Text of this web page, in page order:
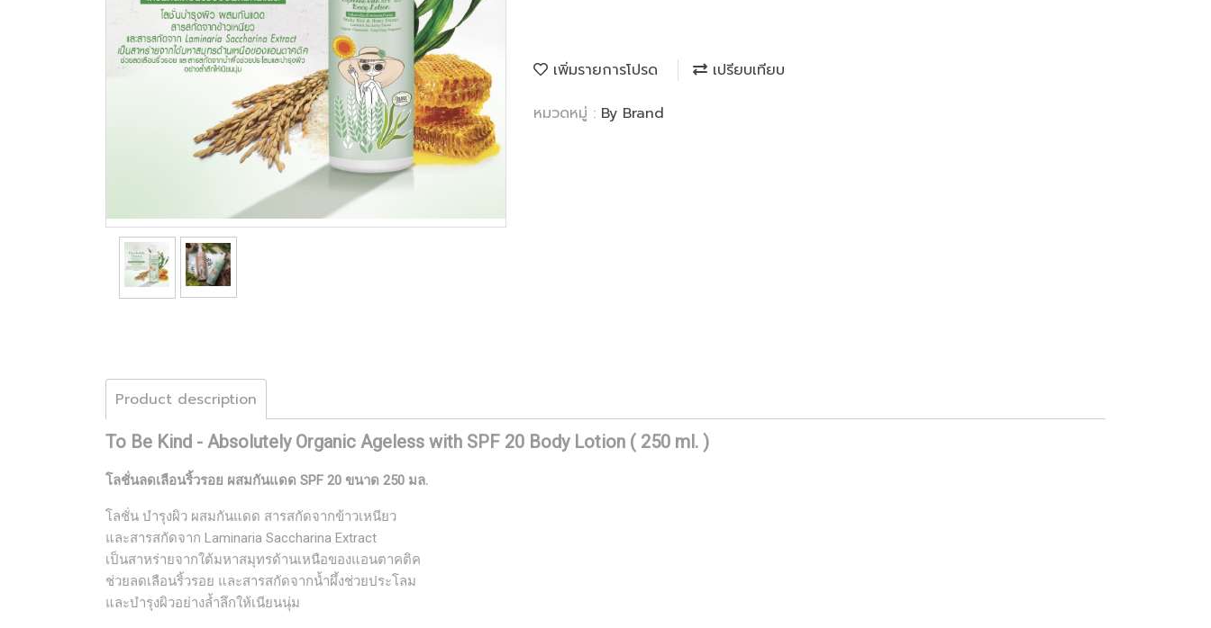
เพิ่มรายการโปรด
เปรียบเทียบ
หมวดหมู่ : By Brand
Product description
To Be Kind - Absolutely Organic Ageless with SPF 20 Body Lotion ( 250 ml. )
โลชั่นลดเลือนริ้วรอย ผสมกันแดด SPF 20 ขนาด 250 มล.
โลชั่น บำรุงผิว ผสมกันแดด สารสกัดจากข้าวเหนียว
และสารสกัดจาก Laminaria Saccharina Extract
เป็นสาหร่ายจากใต้มหาสมุทรด้านเหนือของแอนตาคติค
ช่วยลดเลือนริ้วรอย และสารสกัดจากน้ำผึ้งช่วยประโลม
และบำรุงผิวอย่างล้ำลึกให้เนียนนุ่ม